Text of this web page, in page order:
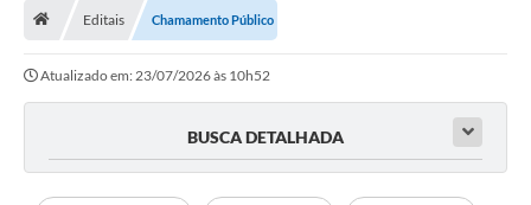
Departamentos
Protocolo online
Legislação
Editais Chamamento Público
Atualizado em: 23/07/2026 às 10h52
BUSCA DETALHADA